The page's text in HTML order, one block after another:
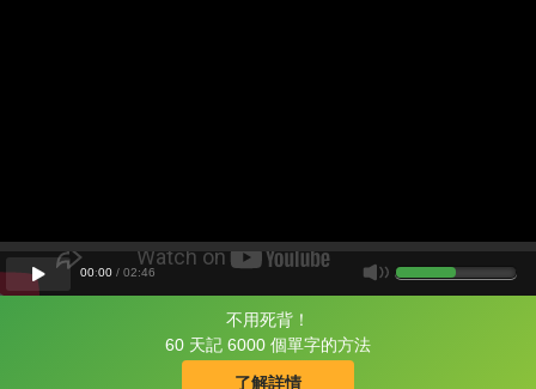
不用死背！
60 天記 6000 個單字的方法
了解詳情
片尾有
攻其不背
的品牌故事
00:00 / 02:46